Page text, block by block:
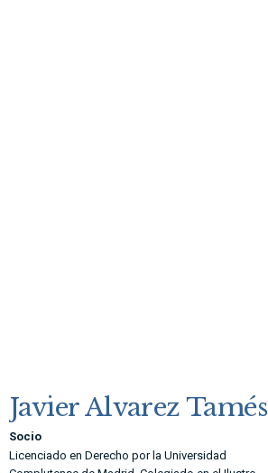
Javier Alvarez Tamés
Socio
Licenciado en Derecho por la Universidad